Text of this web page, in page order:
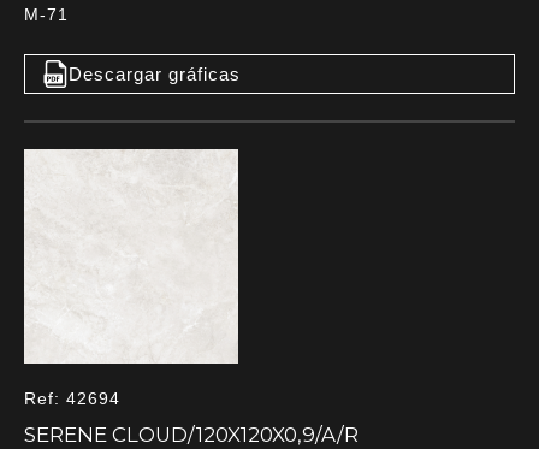
M-71
Descargar gráficas
Ref: 42694
SERENE CLOUD/120X120X0,9/A/R